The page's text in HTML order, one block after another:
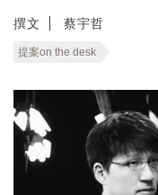
撰文 蔡宇哲
提案on the desk